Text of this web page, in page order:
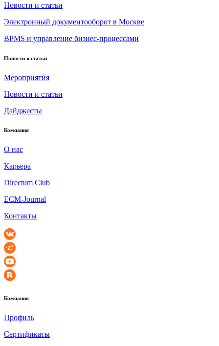
Новости и статьи
Электронный документооборот в Москве
BPMS и управление бизнес-процессами
Новости и статьи
Мероприятия
Новости и статьи
Дайджесты
Компания
О нас
Карьера
Directum Club
ECM-Journal
Контакты
Компания
Профиль
Сертификаты